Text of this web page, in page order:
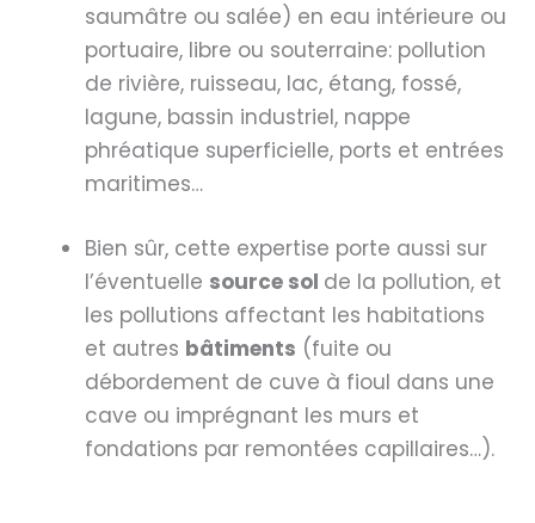
saumâtre ou salée) en eau intérieure ou
portuaire, libre ou souterraine: pollution
de rivière, ruisseau, lac, étang, fossé,
lagune, bassin industriel, nappe
phréatique superficielle, ports et entrées
maritimes…
Bien sûr, cette expertise porte aussi sur
l’éventuelle source sol de la pollution, et
les pollutions affectant les habitations
et autres bâtiments (fuite ou
débordement de cuve à fioul dans une
cave ou imprégnant les murs et
fondations par remontées capillaires…).